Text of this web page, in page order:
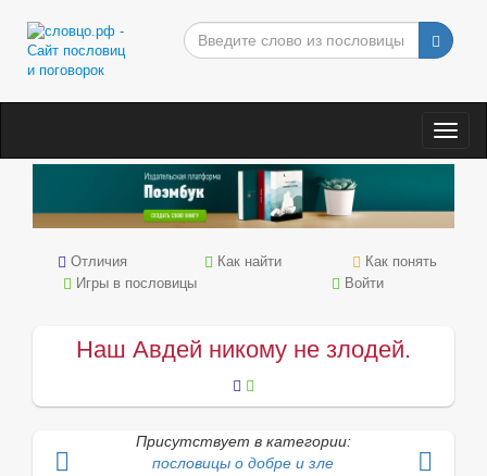
Отличия Как найти
Как понять
Игры в пословицы
Войти
Наш Авдей никому не злодей.
Присутствует в категории:
пословицы о добре и зле